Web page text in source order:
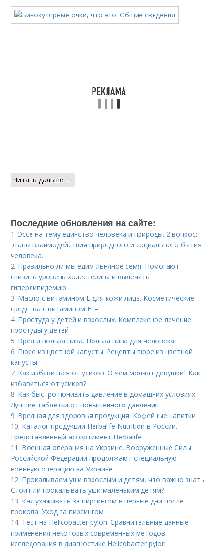
Читать дальше →
Последние обновления на сайте:
1. Эссе на тему единство человека и природы. 2 вопрос:
этапы взаимодействия природного и социального бытия
человека.
2. Правильно ли мы едим льняное семя. Помогают
снизить уровень холестерина и вылечить
гиперлипидемию
3. Масло с витамином Е для кожи лица. Косметические
средства с витамином Е –
4. Простуда у детей и взрослых. Комплексное лечение
простуды у детей
5. Вред и польза пива. Польза пива для человека
6. Пюре из цветной капусты. Рецепты пюре из цветной
капусты
7. Как избавиться от усиков. О чем молчат девушки? Как
избавиться от усиков?
8. Как быстро понизить давление в домашних условиях.
Лучшие таблетки от повышенного давления
9. Вредная для здоровья продукция. Кофейные напитки
10. Каталог продукции Herbalife Nutrition в России.
Представленный ассортимент Herbalife
11. Военная операция на Украине. Вооруженные Силы
Российской Федерации продолжают специальную
военную операцию на Украине.
12. Прокалываем уши взрослым и детям, что важно знать.
Стоит ли прокалывать уши маленьким детям?
13. Как ухаживать за пирсингом в первые дни после
прокола. Уход за пирсингом
14. Тест на Helicobacter pylori. Сравнительные данные
применения некоторых современных методов
исследования в диагностике Helicobacter pylori